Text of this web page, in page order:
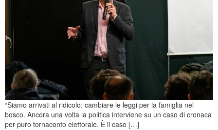
“Siamo arrivati al ridicolo: cambiare le leggi per la famiglia nel
bosco. Ancora una volta la politica interviene su un caso di cronaca
per puro tornaconto elettorale. È il caso […]